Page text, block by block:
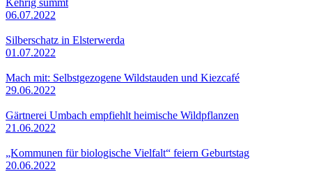
06.07.2022
Silberschatz in Elsterwerda
01.07.2022
Mach mit: Selbstgezogene Wildstauden und Kiezcafé
29.06.2022
Gärtnerei Umbach empfiehlt heimische Wildpflanzen
21.06.2022
„Kommunen für biologische Vielfalt“ feiern Geburtstag
20.06.2022